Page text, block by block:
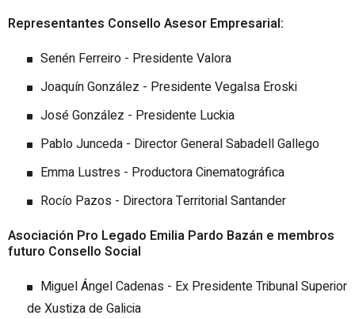
Representantes Consello Asesor Empresarial:
Senén Ferreiro - Presidente Valora
Joaquín González - Presidente Vegalsa Eroski
José González - Presidente Luckia
Pablo Junceda - Director General Sabadell Gallego
Emma Lustres - Productora Cinematográfica
Rocío Pazos - Directora Territorial Santander
Asociación Pro Legado Emilia Pardo Bazán e membros
futuro Consello Social
Miguel Ángel Cadenas - Ex Presidente Tribunal Superior
de Xustiza de Galicia